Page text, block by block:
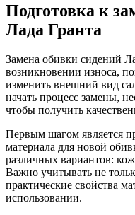
Подготовка к
Лада Гранта
Замена обивки сидений
возникновении износа,
изменить внешний вид
начать процесс замены,
чтобы получить
Первым шагом является
материала для новой
различных вариантов:
Важно учитывать не
практические свойства
использовании.